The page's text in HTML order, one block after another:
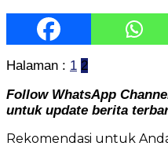
Halaman : 1 2
Follow WhatsApp
untuk update berita
Rekomendasi untuk